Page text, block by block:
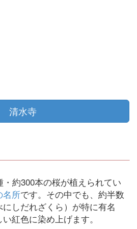
清水寺
・約300本の桜が植えられてい
名所です。その中でも、約半数
しだれざくら）が特に有名
紅色に染め上げます。